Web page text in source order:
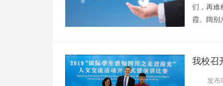
们，再难
霞。阔别
的时间也
离校手
我校召
发布